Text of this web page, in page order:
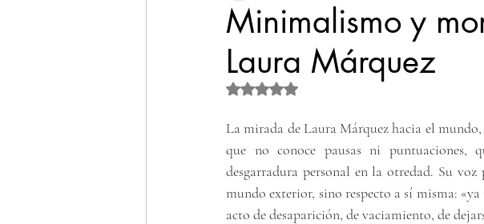
Minimalismo y
Laura Márquez
Obtuvo NaN de 5 estrellas.
La mirada de Laura Márquez hacia el
que no conoce pausas ni puntuaciones,
desgarradura personal en la otredad. Su
mundo exterior, sino respecto a sí misma:
acto de desaparición, de vaciamiento, de